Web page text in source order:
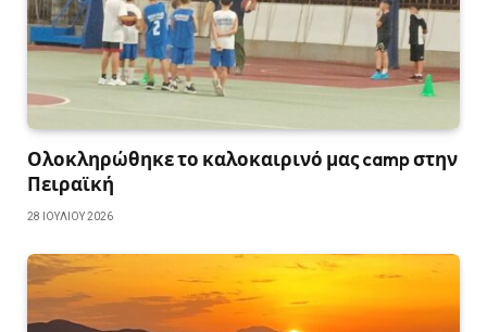
Ολοκληρώθηκε το καλοκαιρινό μας camp στην
Πειραϊκή
28 ΙΟΥΛΊΟΥ 2026